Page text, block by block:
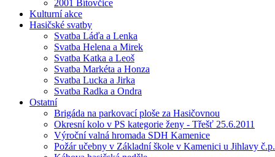
2001 Bítovčice
Kulturní akce
Hasičské svatby
Svatba Láďa a Lenka
Svatba Helena a Mirek
Svatba Katka a Leoš
Svatba Markéta a Honza
Svatba Lucka a Jirka
Svatba Radka a Ondra
Ostatní
Brigáda na parkovací ploše za Hasičovnou
Okresní kolo v PS kategorie ženy - Třešť 25.6.2011
Výroční valná hromada SDH Kamenice
Požár učebny v Základní škole v Kamenici u Jihlavy